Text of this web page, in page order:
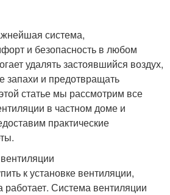
система,
и безопасность в любом
удалять застоявшийся воздух,
запахи и предотвращать
статье мы рассмотрим все
в частном доме и
практические
к установке вентиляции,
работает. Система вентиляции